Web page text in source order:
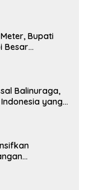
Bupati
Besar
Balinuraga,
yang